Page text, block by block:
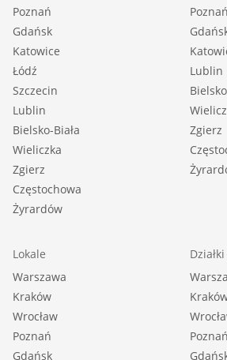
Poznań
Gdańsk
Katowice
Łódź
Szczecin
Lublin
Bielsko-Biała
Wieliczka
Zgierz
Częstochowa
Żyrardów
Poznań
Lublin
Zgierz
Lokale
Warszawa
Kraków
Wrocław
Poznań
Gdańsk
Działki
Poznań